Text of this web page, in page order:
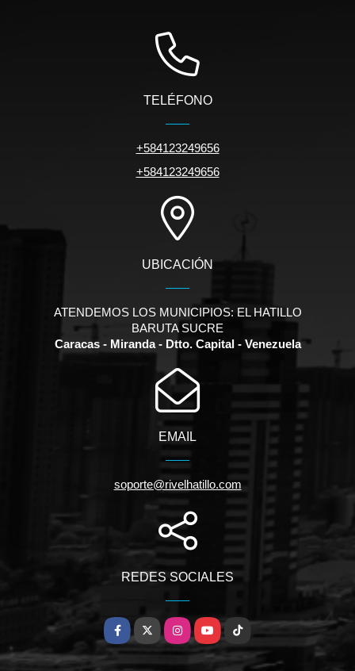
TELÉFONO
+584123249656
+584123249656
UBICACIÓN
ATENDEMOS LOS MUNICIPIOS: EL HATILLO
BARUTA SUCRE
Caracas - Miranda - Dtto. Capital - Venezuela
EMAIL
soporte@rivelhatillo.com
REDES SOCIALES
Facebook
X InstagramYouTubeTikTok